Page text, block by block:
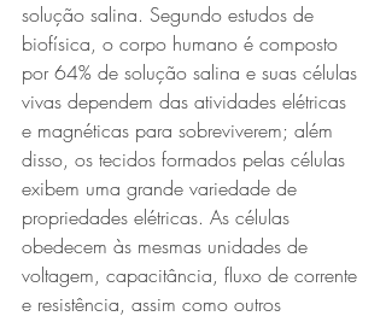
solução salina. Segundo estudos de
biofísica, o corpo humano é composto
por 64% de solução salina e suas células
vivas dependem das atividades elétricas
e magnéticas para sobreviverem; além
disso, os tecidos formados pelas células
exibem uma grande variedade de
propriedades elétricas. As células
obedecem às mesmas unidades de
voltagem, capacitância, fluxo de corrente
e resistência, assim como outros